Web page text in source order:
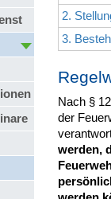
2.
3.
Nach §
der
werden,